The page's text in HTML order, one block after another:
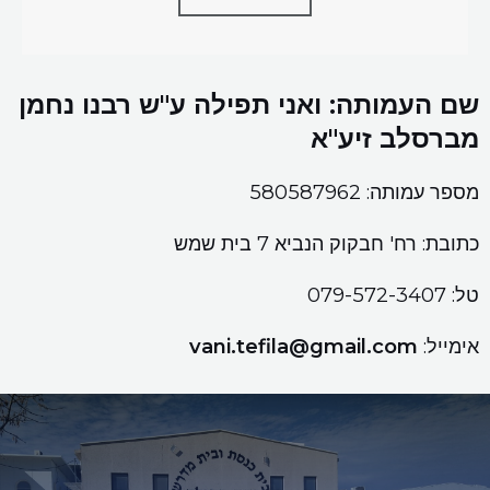
שם העמותה: ואני תפילה ע"ש רבנו נחמן
מברסלב זיע"א
מספר עמותה: 580587962
כתובת: רח' חבקוק הנביא 7 בית שמש
טל: 079-572-3407
אימייל: vani.tefila@gmail.com